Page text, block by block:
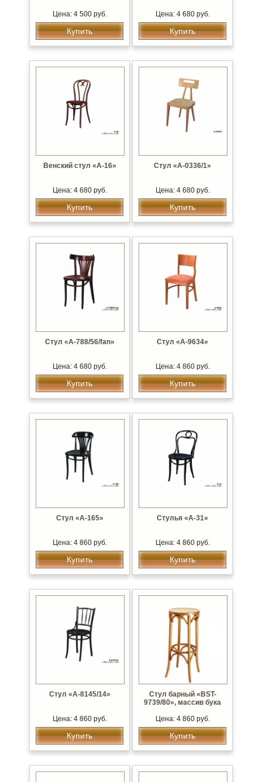
Цена: 4 500 руб.
Купить
Цена: 4 680 руб.
Купить
Венский стул «А-16»
Цена: 4 680 руб.
Купить
Стул «А-0336/1»
Цена: 4 680 руб.
Купить
Стул «А-788/56/fan»
Цена: 4 680 руб.
Купить
Стул «А-9634»
Цена: 4 860 руб.
Купить
Стул «А-165»
Цена: 4 860 руб.
Купить
Стулья «А-31»
Цена: 4 860 руб.
Купить
Стул «А-8145/14»
Цена: 4 860 руб.
Купить
Стул барный «BST-
9739/80», массив бука
Цена: 4 860 руб.
Купить